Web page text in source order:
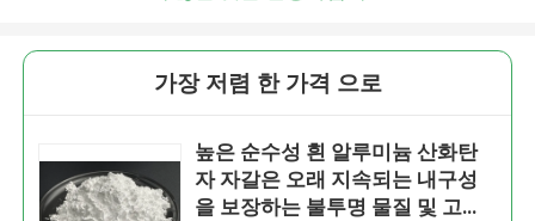
가장 저렴 한 가격 으로
높은 순수성 흰 알루미늄 산화탄
자 자갈은 오래 지속되는 내구성
을 보장하는 불투명 물질 및 고급